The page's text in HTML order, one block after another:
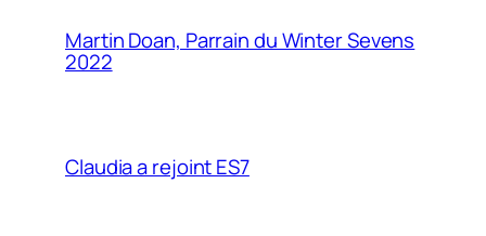
Martin Doan, Parrain du Winter Sevens
2022
Claudia a rejoint ES7